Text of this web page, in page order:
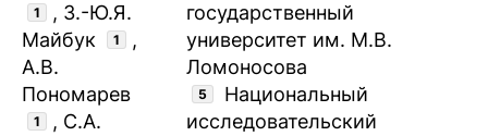
1
, З.-Ю.Я.
Майбук
1
,
А.В.
Пономарев
1
, С.А.
государственный
университет им. М.В.
Ломоносова
5
Национальный
исследовательский